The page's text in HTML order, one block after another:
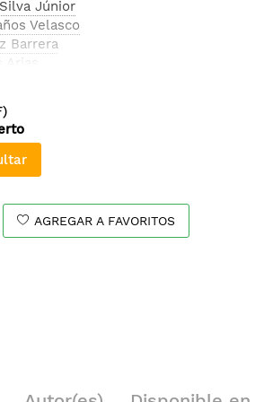
Júnior
Velasco
Barrera
AGREGAR A FAVORITOS